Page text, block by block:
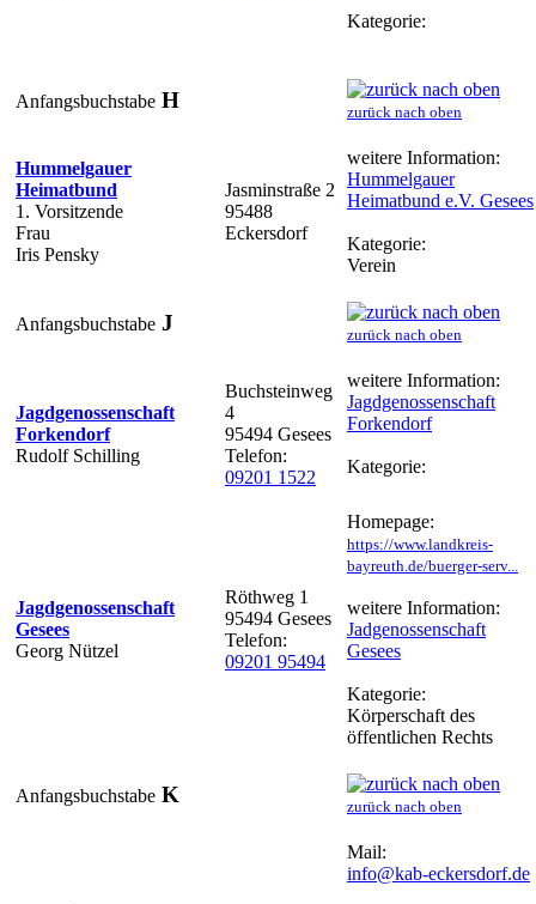
Kategorie:
Anfangsbuchstabe H zurück nach oben
Hummelgauer
Heimatbund
1. Vorsitzende
Frau
Iris Pensky
Jasminstraße 2
95488
Eckersdorf
weitere Information:
Hummelgauer
Heimatbund e.V. Gesees
Kategorie:
Verein
Anfangsbuchstabe J zurück nach oben
Jagdgenossenschaft
Forkendorf
Rudolf Schilling
Buchsteinweg
4
95494 Gesees
Telefon:
09201 1522
weitere Information:
Jagdgenossenschaft
Forkendorf
Kategorie:
Jagdgenossenschaft
Gesees
Georg Nützel
Röthweg 1
95494 Gesees
Telefon:
09201 95494
Homepage:
https://www.landkreis-
bayreuth.de/buerger-serv...
weitere Information:
Jadgenossenschaft
Gesees
Kategorie:
Körperschaft des
öffentlichen Rechts
Anfangsbuchstabe K zurück nach oben
Mail:
info@kab-eckersdorf.de